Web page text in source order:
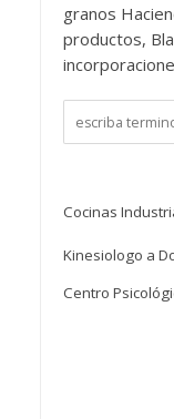
granos
productos,
Cocinas
Kinesiologo a
Centro